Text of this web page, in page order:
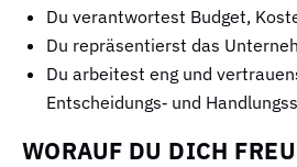
Du verantwortest Budget,
Du repräsentierst das
Du arbeitest eng und
Entscheidungs‑ und
WORAUF DU DICH